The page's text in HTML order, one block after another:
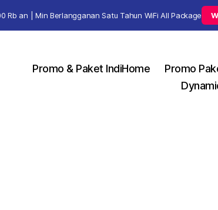
Promo & Paket IndiHome Promo
Rb an | Min Berlangganan Satu Tahun WiFi All Package